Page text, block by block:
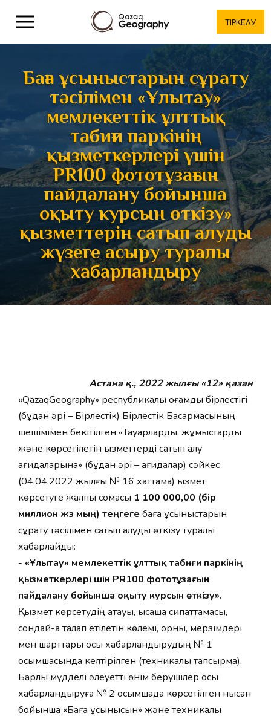
ТІРКЕЛУ
Баға ұсыныстарын сұрату
тәсілімен «Ұлытау»
мемлекеттік ұлттық
табиғи паркінің
қызметкерлері үшін
PR100 фототұзағын
пайдалану бойынша
оқыту курсын өткізу»
қызметтерін сатып алуды
жүзеге асыру туралы
хабарландыру
Астана қ., 2022 жылғы «12» қазан
«QazaqGeography» республикалық қоғамдық бірлестігі
(бұдан әрі – Бірлестік) Бірлестік Басқармасының
шешімімен бекітілген «Тауарларды, жұмыстарды
және көрсетілетін қызметтерді сатып алу
қағидаларына» (бұдан әрі – ағидалар) сәйкес
(04.04.2022 жылғы № 16 хаттама) қызмет
көрсетуге жалпы сомасы 1 100 000,00 (бір
миллион жүз мың) теңгеге баға ұсыныстарын
сұрату тәсілімен сатып алуды өткізу туралы
хабарлайды:
- «Ұлытау» мемлекеттік ұлттық табиғи паркінің
қызметкерлері үшін PR100 фототұзағын
пайдалану бойынша оқыту курсын өткізу».
Қызмет көрсетудің атауы, қысқаша сипаттамасы,
сондай-ақ талап етілетін көлемі, орны, мерзімдері
мен шарттары осы хабарландырудың № 1
қосымшасында келтірілген (техникалық тапсырма).
Барлық мүдделі әлеуетті өнім берушілер осы
хабарландыруға № 2 қосымшада көрсетілген нысан
бойынша «Баға ұсынысын» және техникалық